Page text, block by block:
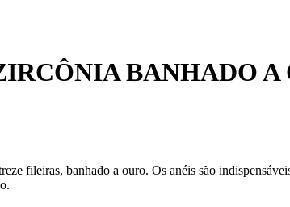
BANHADO A
fileiras, banhado a ouro. Os anéis são